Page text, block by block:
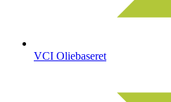
VCI Oliebaseret